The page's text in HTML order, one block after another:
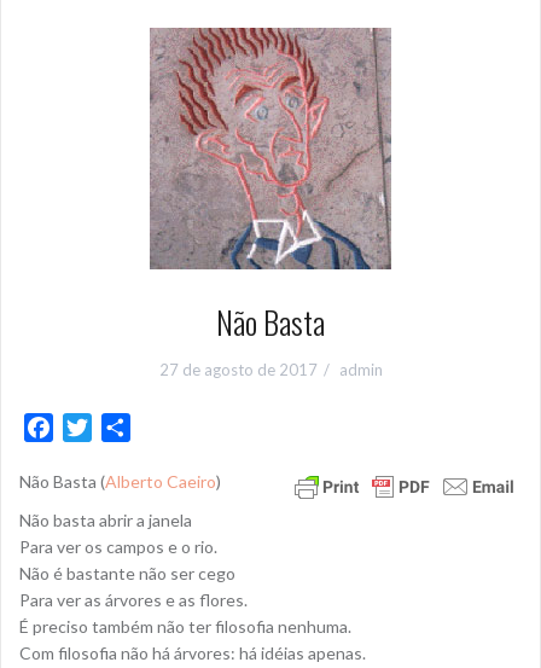
Não Basta
27 de agosto de 2017 admin
c
e
b
o
o
k
i
t
t
e
r
a
r
e
Não Basta (Alberto Caeiro)
Não basta abrir a janela
Para ver os campos e o rio.
Não é bastante não ser cego
Para ver as árvores e as flores.
É preciso também não ter filosofia nenhuma.
Com filosofia não há árvores: há idéias apenas.